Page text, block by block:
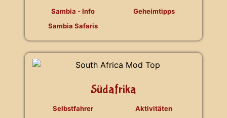
Sambia - Info
Sambia Safaris
Geheimtipps
Südafrika
Selbstfahrer
Aktivitäten